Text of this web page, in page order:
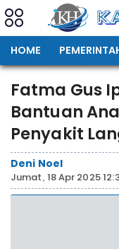
HOME
Fatma Gus
Bantuan
Penyakit
Deni Noel
Jumat, 18 Apr 2025